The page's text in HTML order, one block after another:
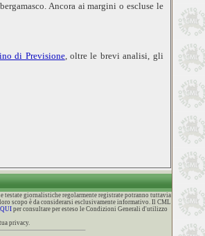
Ancora ai margini o escluse le
di Previsione, oltre le brevi analisi, gli
testate giornalistiche regolarmente registrate potranno tuttavia
scopo è da considerarsi esclusivamente informativo. Il CML
QUIper consultare per esteso le Condizioni Generali d'utilizzo
privacy.